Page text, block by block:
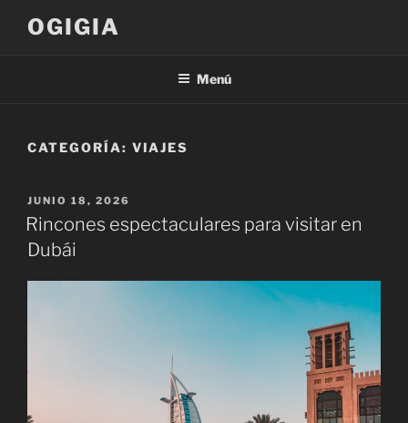
OGIGIA
Menú
CATEGORÍA: VIAJES
PUBLICADO
EL
JUNIO 18, 2026
Rincones espectaculares para visitar en
Dubái